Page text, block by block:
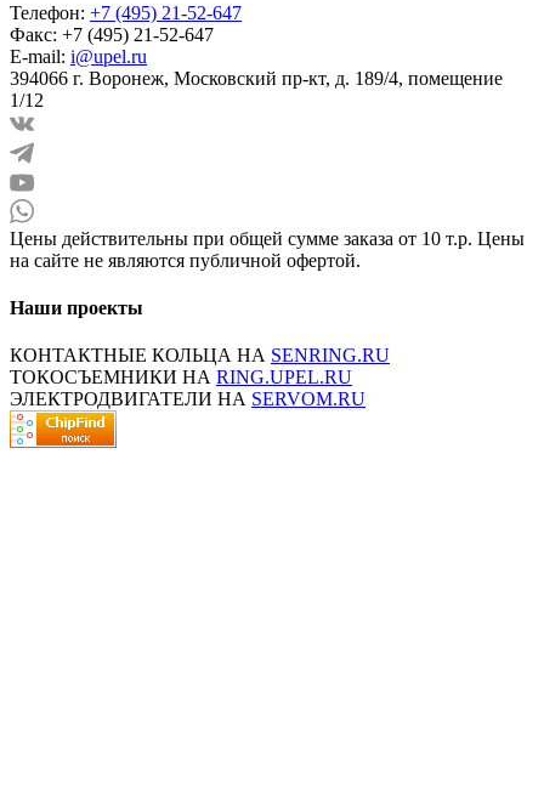
Телефон: +7 (495) 21-52-647
Факс: +7 (495) 21-52-647
E-mail: i@upel.ru
394066 г. Воронеж, Московский пр-кт, д. 189/4, помещение
1/12
Цены действительны при общей сумме заказа от 10 т.р. Цены
на сайте не являются публичной офертой.
Наши проекты
КОНТАКТНЫЕ КОЛЬЦА НА SENRING.RU
ТОКОСЪЕМНИКИ НА RING.UPEL.RU
ЭЛЕКТРОДВИГАТЕЛИ НА SERVOM.RU